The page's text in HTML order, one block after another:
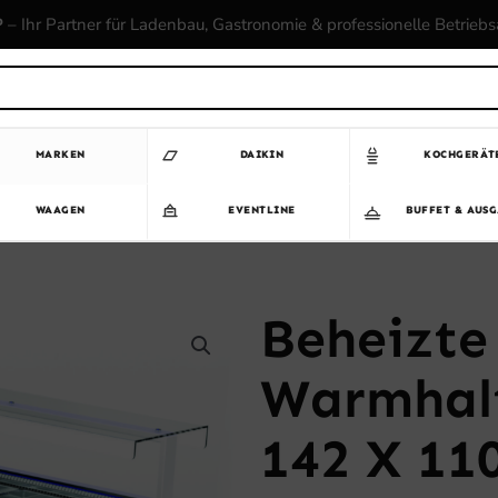
– Ihr Partner für Ladenbau, Gastronomie & professionelle
MARKEN DAIKIN
WAAGEN EVENTLINE BUFFET &
142 X